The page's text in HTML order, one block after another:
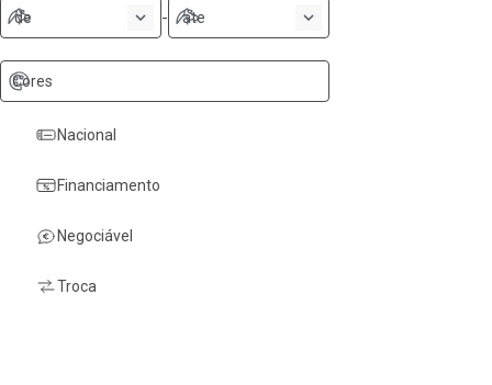
de - ate
Cores
Nacional
Financiamento
Negociável
Troca